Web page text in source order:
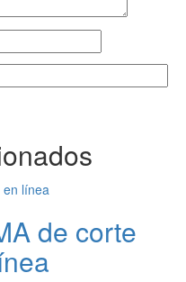
de corte